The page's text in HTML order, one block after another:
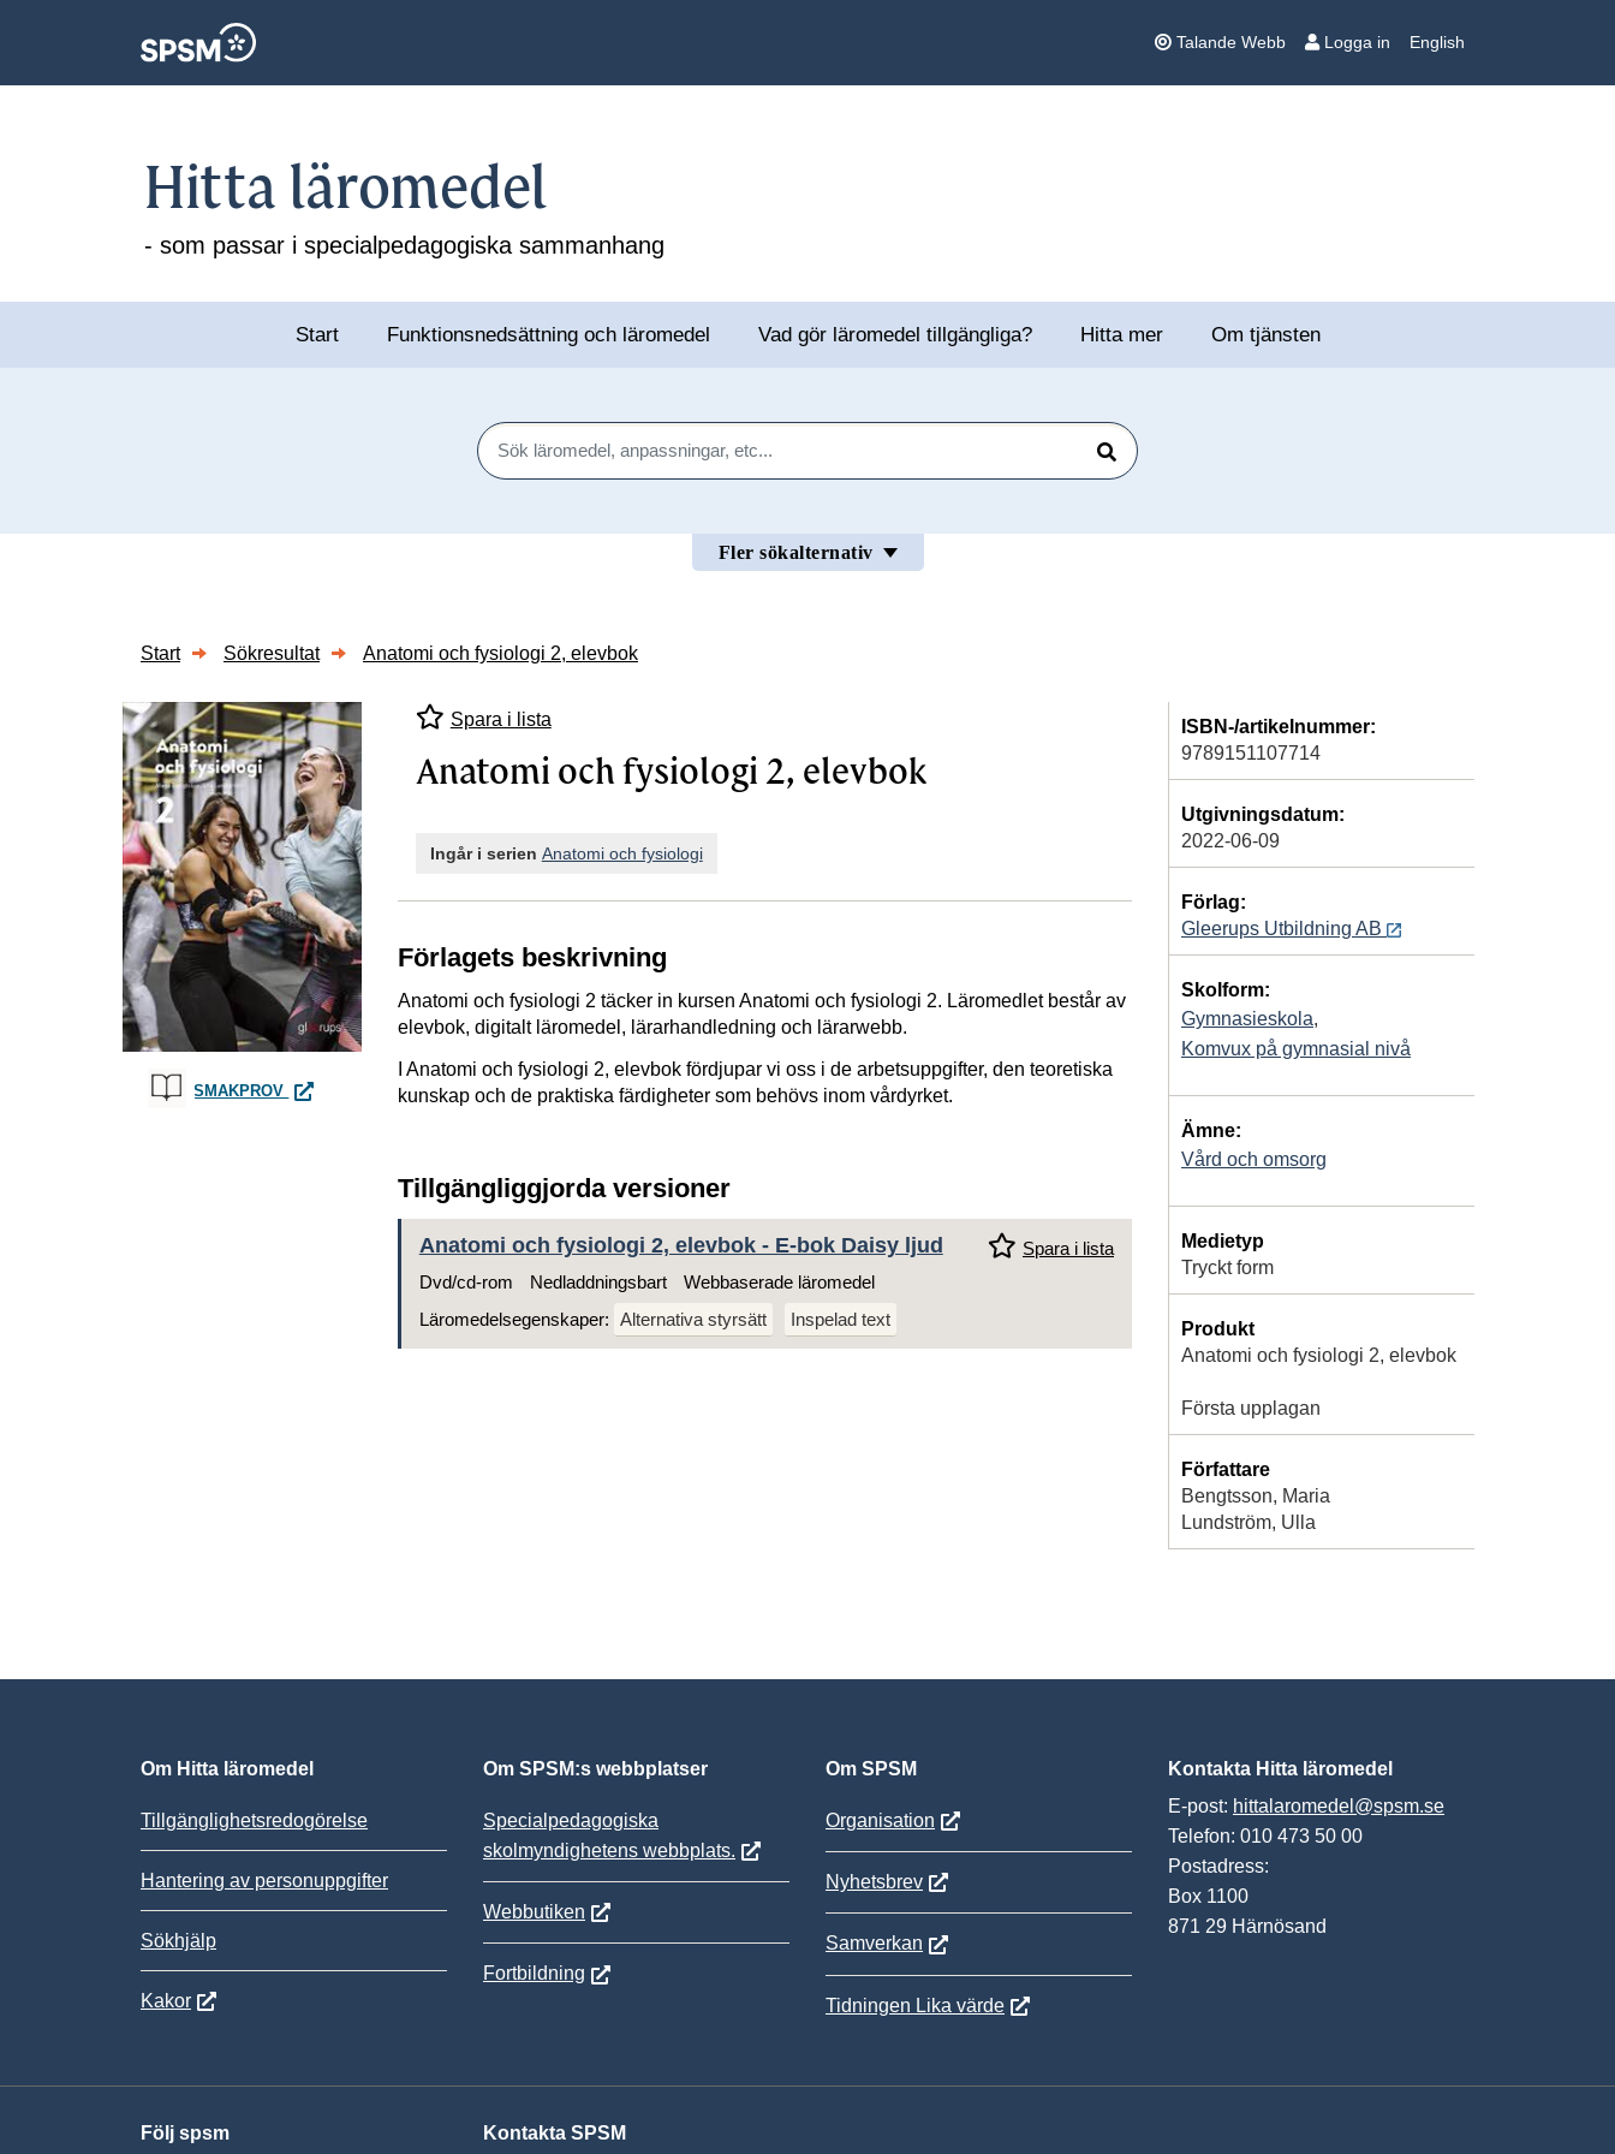
Talande Webb Logga in English
Hitta läromedel
- som passar i specialpedagogiska sammanhang
Start Funktionsnedsättning och läromedel Vad gör läromedel tillgängliga? Hitta mer Om tjänsten
Sök
Sök
Fler sökalternativ
Start Sökresultat Anatomi och fysiologi 2, elevbok
SMAKPROV ANATOMI OCH FYSIOLOGI 2, ELEVBOK
Spara i lista
Anatomi och fysiologi 2, elevbok
Ingår i serien Anatomi och fysiologi
Förlagets beskrivning
Anatomi och fysiologi 2 täcker in kursen Anatomi och fysiologi 2. Läromedlet består av
elevbok, digitalt läromedel, lärarhandledning och lärarwebb.
I Anatomi och fysiologi 2, elevbok fördjupar vi oss i de arbetsuppgifter, den teoretiska
kunskap och de praktiska färdigheter som behövs inom vårdyrket.
Tillgängliggjorda versioner
Anatomi och fysiologi 2, elevbok - E-bok Daisy ljud
Spara i lista
Dvd/cd-rom
Nedladdningsbart
Webbaserade läromedel
Läromedelsegenskaper: Alternativa styrsätt Inspelad text
ISBN-/artikelnummer:
9789151107714
Utgivningsdatum:
2022-06-09
Förlag:
Gleerups Utbildning AB
Skolform:
Gymnasieskola,
Komvux på gymnasial nivå
Ämne:
Vård och omsorg
Medietyp
Tryckt form
Produkt
Anatomi och fysiologi 2, elevbok
Första upplagan
Författare
Bengtsson, Maria
Lundström, Ulla
Om Hitta läromedel
Tillgänglighetsredogörelse
Hantering av personuppgifter
Sökhjälp
Kakor
Om SPSM:s webbplatser
Specialpedagogiska
skolmyndighetens webbplats.
Webbutiken
Fortbildning
Om SPSM
Organisation
Nyhetsbrev
Samverkan
Tidningen Lika värde
Kontakta Hitta läromedel
E-post: hittalaromedel@spsm.se
Telefon: 010 473 50 00
Postadress:
Box 1100
871 29 Härnösand
Följ spsm Kontakta SPSM